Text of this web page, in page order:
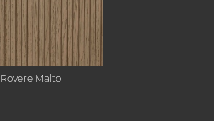
Rovere Malto